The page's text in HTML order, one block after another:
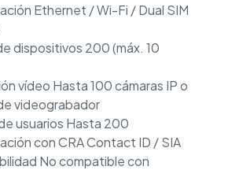
Ethernet / Wi-Fi / Dual SIM
dispositivos 200 (máx. 10
vídeo Hasta 100 cámaras IP o
videograbador
usuarios Hasta 200
con CRA Contact ID / SIA
No compatible con